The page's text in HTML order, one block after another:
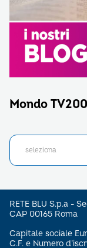
Mondo
RETE BLU S.p.a -
CAP 00165 Roma
Capitale sociale
C.F. e Numero